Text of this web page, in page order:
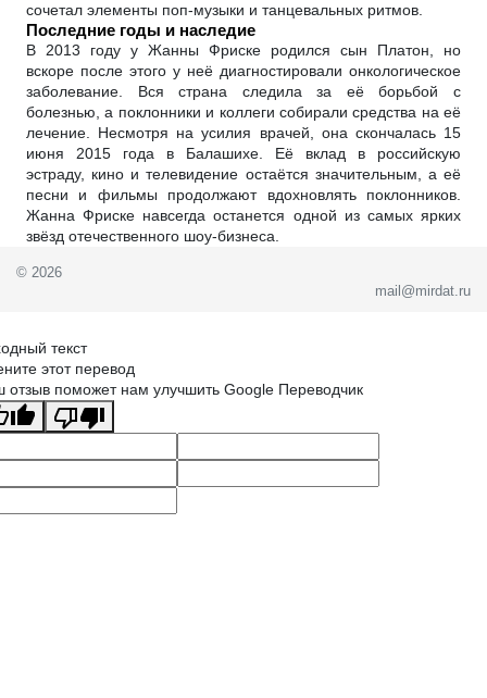
сочетал элементы поп-музыки и танцевальных ритмов.
Последние годы и наследие
В 2013 году у Жанны Фриске родился сын Платон, но
вскоре после этого у неё диагностировали онкологическое
заболевание. Вся страна следила за её борьбой с
болезнью, а поклонники и коллеги собирали средства на её
лечение. Несмотря на усилия врачей, она скончалась 15
июня 2015 года в Балашихе. Её вклад в российскую
эстраду, кино и телевидение остаётся значительным, а её
песни и фильмы продолжают вдохновлять поклонников.
Жанна Фриске навсегда останется одной из самых ярких
звёзд отечественного шоу-бизнеса.
© 2026
mail@mirdat.ru
текст
этот перевод
отзыв поможет нам улучшить Google Переводчик